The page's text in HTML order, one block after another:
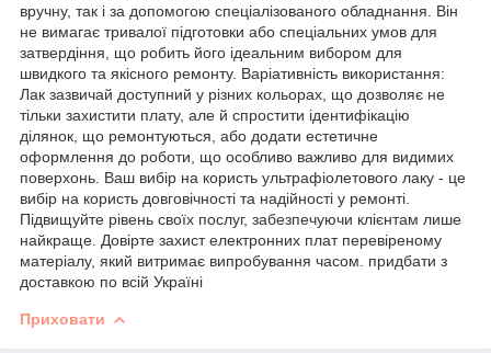
вручну, так і за допомогою спеціалізованого обладнання. Він
не вимагає тривалої підготовки або спеціальних умов для
затвердіння, що робить його ідеальним вибором для
швидкого та якісного ремонту. Варіативність використання:
Лак зазвичай доступний у різних кольорах, що дозволяє не
тільки захистити плату, але й спростити ідентифікацію
ділянок, що ремонтуються, або додати естетичне
оформлення до роботи, що особливо важливо для видимих ​​
поверхонь. Ваш вибір на користь ультрафіолетового лаку - це
вибір на користь довговічності та надійності у ремонті.
Підвищуйте рівень своїх послуг, забезпечуючи клієнтам лише
найкраще. Довірте захист електронних плат перевіреному
матеріалу, який витримає випробування часом. придбати з
доставкою по всій Україні
Приховати